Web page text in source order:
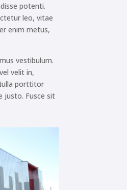
potenti.
leo, vitae
enim metus,
vestibulum.
velit in,
porttitor
justo. Fusce sit